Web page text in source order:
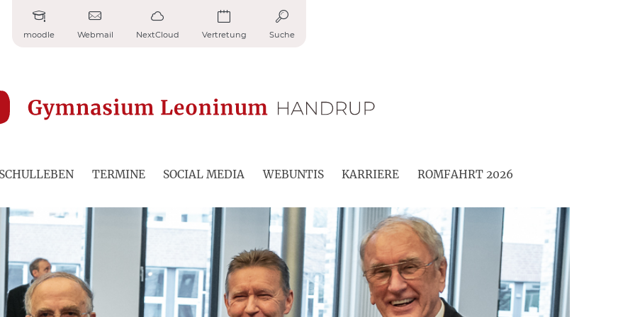
moodle Webmail NextCloud Vertretung Suche
SCHULLEBEN TERMINE SOCIAL MEDIA WEBUNTIS KARRIERE ROMFAHRT 2026